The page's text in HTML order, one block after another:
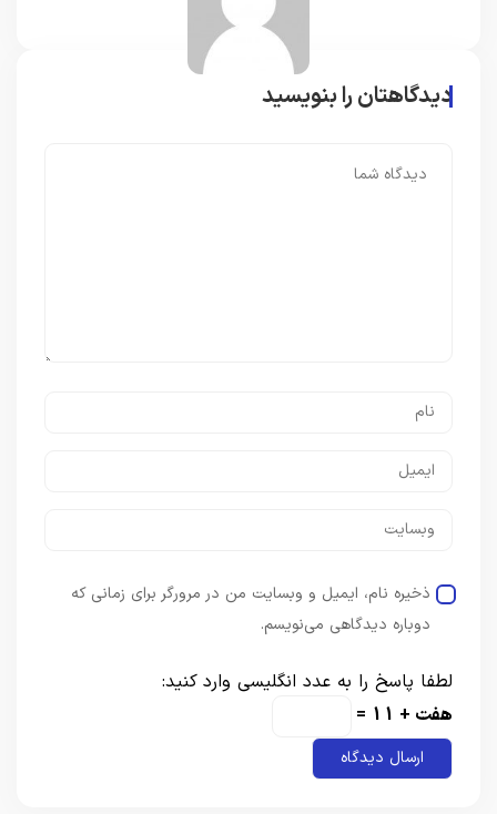
دیدگاهتان را بنویسید
ذخیره نام، ایمیل و وبسایت من در مرورگر برای زمانی که
دوباره دیدگاهی می‌نویسم.
لطفا پاسخ را به عدد انگلیسی وارد کنید:
هفت + 11 =